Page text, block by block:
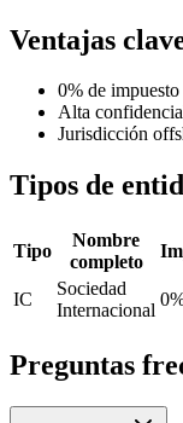
Ventajas
0% de impuesto
Alta
Jurisdicción
Tipos de
Tipo
Nombre
completo
IC
Sociedad
Internacional
Preguntas